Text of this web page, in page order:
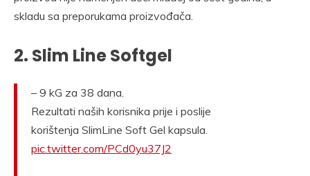
skladu sa preporukama proizvođača.
2. Slim Line Softgel
– 9 kG za 38 dana.
Rezultati naših korisnika prije i poslije
korištenja SlimLine Soft Gel kapsula.
pic.twitter.com/PCd0yu37J2